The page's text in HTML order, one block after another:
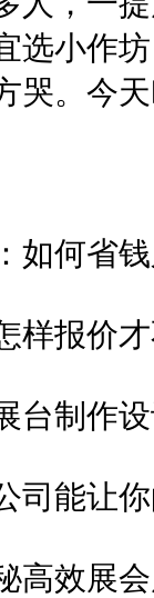
选小作
哭。今
如何省
样报价
台制作
司能让
高效展